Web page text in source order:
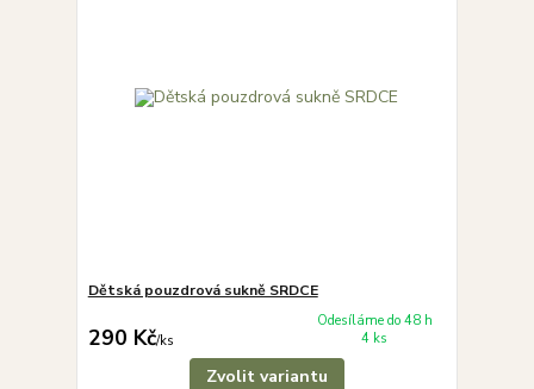
Dětská pouzdrová sukně SRDCE
290 Kč/ks
Odesíláme do 48 h
4 ks
Zvolit variantu